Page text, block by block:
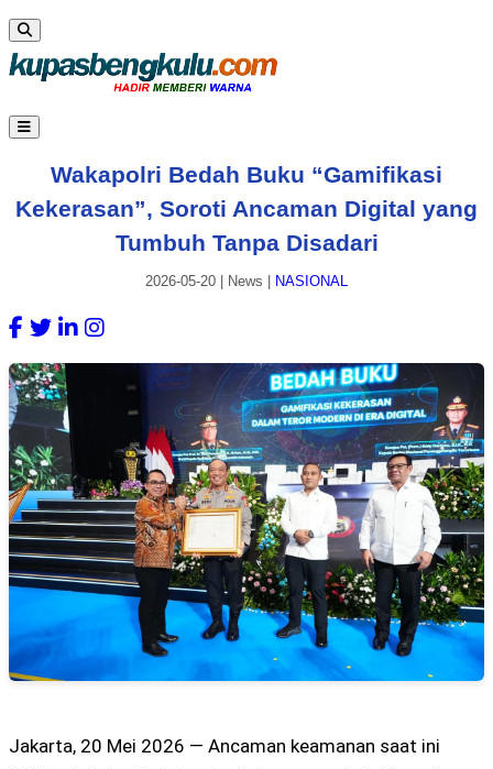
Wakapolri Bedah Buku “Gamifikasi
Kekerasan”, Soroti Ancaman Digital yang
Tumbuh Tanpa Disadari
2026-05-20 News NASIONAL
Jakarta, 20 Mei 2026 — Ancaman keamanan saat ini